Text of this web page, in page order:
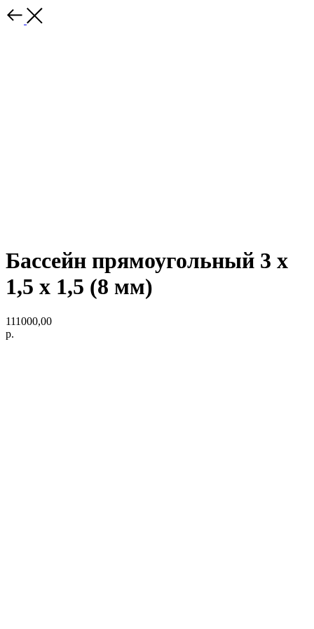
Бассейн прямоугольный 3 х
1,5 х 1,5 (8 мм)
111000,00
р.